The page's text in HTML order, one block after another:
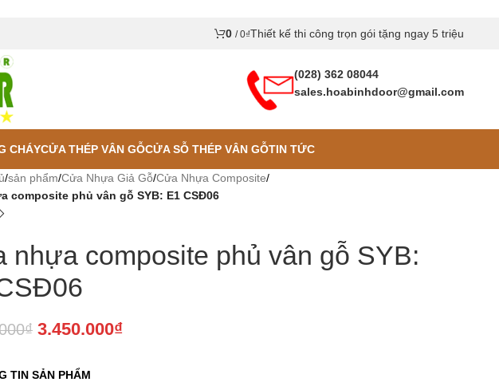
0 / 0₫Thiết kế thi công trọn gói tặng ngay 5 triệu
(028) 362 08044
sales.hoabinhdoor@gmail.com
CHÁYCỬA THÉP VÂN GỖCỬA SỖ THÉP VÂN GỖTIN TỨC
/sản phẩm/Cửa Nhựa Giả Gỗ/Cửa Nhựa Composite/
composite phủ vân gỗ SYB: E1 CSĐ06
nhựa composite phủ vân gỗ SYB:
₫ 3.450.000₫
TIN SẢN PHẨM